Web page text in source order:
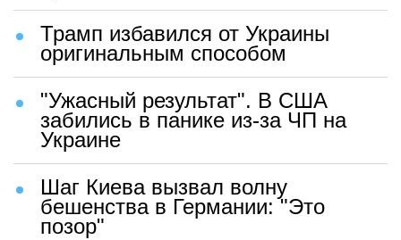
Трамп избавился от Украины
оригинальным способом
"Ужасный результат". В США
забились в панике из-за ЧП на
Украине
Шаг Киева вызвал волну
бешенства в Германии: "Это
позор"